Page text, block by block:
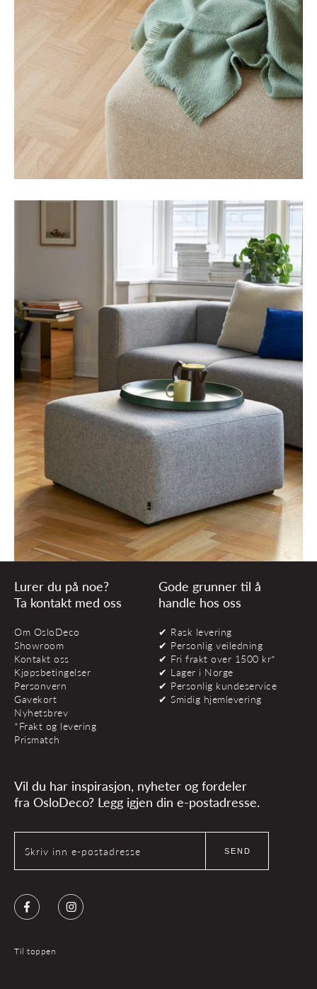
Lurer du på noe?
Ta kontakt med oss
Om OsloDeco
Showroom
Kontakt oss
Kjøpsbetingelser
Personvern
Gavekort
Nyhetsbrev
*Frakt og levering
Prismatch
Gode grunner til å
handle hos oss
✔ Rask levering
✔ Personlig veiledning
✔ Fri frakt over 1500 kr*
✔ Lager i Norge
✔ Personlig kundeservice
✔ Smidig hjemlevering
Vil du har inspirasjon, nyheter og fordeler
fra OsloDeco? Legg igjen din e-postadresse.
Skriv inn e-postadresse SEND
FacebookInstagram
Til toppen